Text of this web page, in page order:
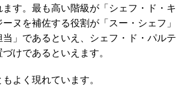
す。最も高い階級が「シェフ・ド・キ
ヌを補佐する役割が「スー・シェフ」
」であるといえ、シェフ・ド・パルテ
けであるといえます。
よく現れています。